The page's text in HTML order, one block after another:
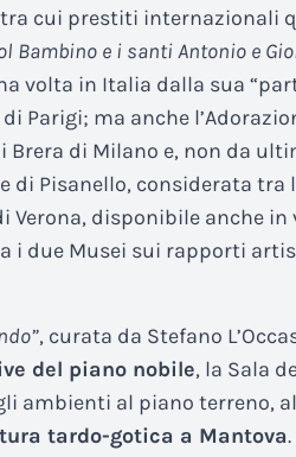
tra cui prestiti internazionali
Bambino e i santi Antonio e
volta in Italia dalla sua
Parigi; ma anche
Brera di Milano e, non da
di Pisanello, considerata tra
Verona, disponibile anche
i due Musei sui rapporti
, curata da Stefano
del piano nobile, la Sala
ambienti al piano terreno,
tardo-gotica a Mantova.